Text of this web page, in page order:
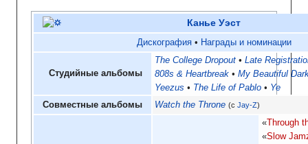
Канье Уэст
Дискография• Награды и номинации
Студийные альбомы
The College Dropout
Late
808s & Heartbreak
My Beautiful
Yeezus
The Life of Pablo
Ye
Совместные альбомы
Watch the Throne (сJay-Z)
« Through
«Slow